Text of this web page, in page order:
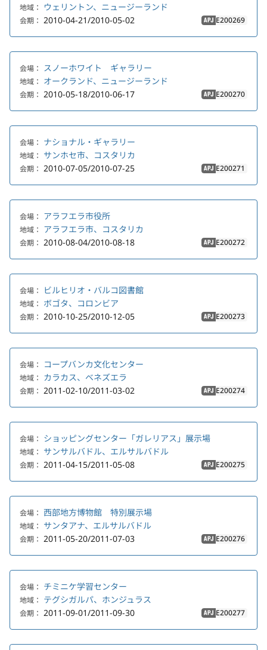
地域： ウェリントン、ニュージーランド
会期： 2010-04-21/2010-05-02 APJ E200269
会場： スノーホワイト ギャラリー
地域： オークランド、ニュージーランド
会期： 2010-05-18/2010-06-17 APJ E200270
会場： ナショナル・ギャラリー
地域： サンホセ市、コスタリカ
会期： 2010-07-05/2010-07-25 APJ E200271
会場： アラフエラ市役所
地域： アラフエラ市、コスタリカ
会期： 2010-08-04/2010-08-18 APJ E200272
会場： ビルヒリオ・バルコ図書館
地域： ボゴタ、コロンビア
会期： 2010-10-25/2010-12-05 APJ E200273
会場： コープバンカ文化センター
地域： カラカス、ベネズエラ
会期： 2011-02-10/2011-03-02 APJ E200274
会場： ショッピングセンター「ガレリアス」展示場
地域： サンサルバドル、エルサルバドル
会期： 2011-04-15/2011-05-08 APJ E200275
会場： 西部地方博物館 特別展示場
地域： サンタアナ、エルサルバドル
会期： 2011-05-20/2011-07-03 APJ E200276
会場： チミニケ学習センター
地域： テグシガルパ、ホンジュラス
会期： 2011-09-01/2011-09-30 APJ E200277